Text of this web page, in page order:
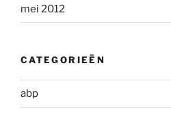
mei 2012
CATEGORIEËN
abp